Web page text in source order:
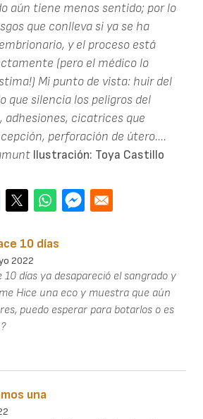
aún tiene menos sentido; por lo
que conlleva si ya se ha
y el proceso está
(pero el médico lo
Mi punto de vista: huir del
que silencia los peligros del
adhesiones, cicatrices que
perforación de útero....
Ilustración: Toya Castillo
10 días
2022
días ya desapareció el sangrado y
Hice una eco y muestra que aún
puedo esperar para botarlos o es
una